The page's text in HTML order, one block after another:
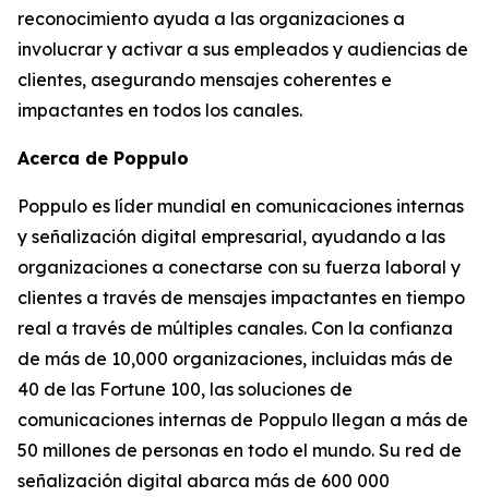
reconocimiento ayuda a las organizaciones a
involucrar y activar a sus empleados y audiencias de
clientes, asegurando mensajes coherentes e
impactantes en todos los canales.
Acerca de Poppulo
Poppulo es líder mundial en comunicaciones internas
y señalización digital empresarial, ayudando a las
organizaciones a conectarse con su fuerza laboral y
clientes a través de mensajes impactantes en tiempo
real a través de múltiples canales. Con la confianza
de más de 10,000 organizaciones, incluidas más de
40 de las Fortune 100, las soluciones de
comunicaciones internas de Poppulo llegan a más de
50 millones de personas en todo el mundo. Su red de
señalización digital abarca más de 600 000